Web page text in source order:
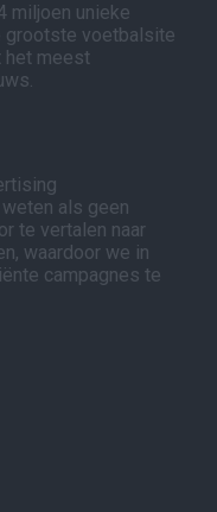
miljoen unieke
grootste voetbalsite
het meest
als geen
te vertalen naar
waardoor we in
campagnes te